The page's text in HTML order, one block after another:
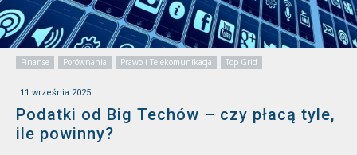
Finanse Porównania Prawo i Telekomunikacja Top Grid
11 września 2025
Podatki od Big Techów – czy płacą tyle,
ile powinny?